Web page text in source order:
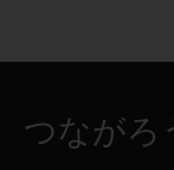
つながろ